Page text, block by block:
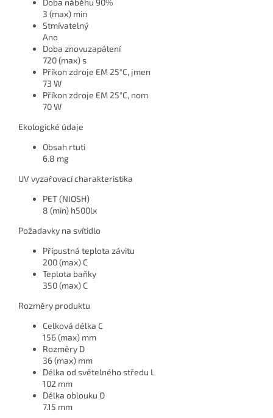
Doba náběhu 90%
3 (max) min
Stmívatelný
Ano
Doba znovuzapálení
720 (max) s
Příkon zdroje EM 25°C, jmen
73 W
Příkon zdroje EM 25°C, nom
70 W
Ekologické údaje
Obsah rtuti
6.8 mg
UV vyzařovací charakteristika
PET (NIOSH)
8 (min) h500lx
Požadavky na svítidlo
Přípustná teplota závitu
200 (max) C
Teplota baňky
350 (max) C
Rozměry produktu
Celková délka C
156 (max) mm
Rozměry D
36 (max) mm
Délka od světelného středu L
102 mm
Délka oblouku O
7.15 mm